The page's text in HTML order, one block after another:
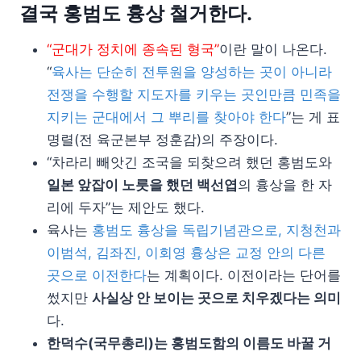
결국 홍범도 흉상 철거한다.
“군대가 정치에 종속된 형국”이란 말이 나온다.
“육사는 단순히 전투원을 양성하는 곳이 아니라
전쟁을 수행할 지도자를 키우는 곳인만큼 민족을
지키는 군대에서 그 뿌리를 찾아야 한다”는 게 표
명렬(전 육군본부 정훈감)의 주장이다.
“차라리 빼앗긴 조국을 되찾으려 했던 홍범도와
일본 앞잡이 노릇을 했던 백선엽의 흉상을 한 자
리에 두자”는 제안도 했다.
육사는 홍범도 흉상을 독립기념관으로, 지청천과
이범석, 김좌진, 이회영 흉상은 교정 안의 다른
곳으로 이전한다는 계획이다. 이전이라는 단어를
썼지만 사실상 안 보이는 곳으로 치우겠다는 의미
다.
한덕수(국무총리)는 홍범도함의 이름도 바꿀 거